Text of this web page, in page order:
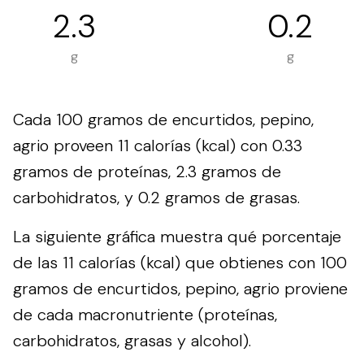
2.3
g
0.2
g
Cada 100 gramos de encurtidos, pepino,
agrio proveen 11 calorías (kcal) con 0.33
gramos de proteínas, 2.3 gramos de
carbohidratos, y 0.2 gramos de grasas.
La siguiente gráfica muestra qué porcentaje
de las 11 calorías (kcal) que obtienes con 100
gramos de encurtidos, pepino, agrio proviene
de cada macronutriente (proteínas,
carbohidratos, grasas y alcohol).